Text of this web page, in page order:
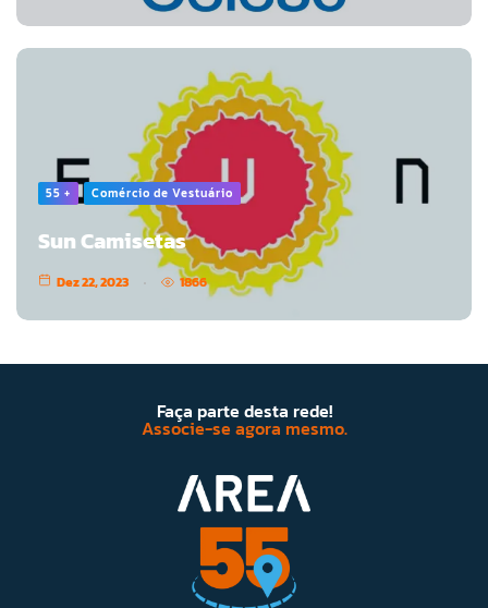
55 + Comércio de Vestuário
Sun Camisetas
Dez 22, 2023 1866
Faça parte desta rede!
Associe-se agora mesmo.